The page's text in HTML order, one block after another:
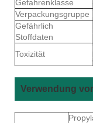
Gefahrenklasse
Verpackungsgruppe
Gefährlich
Stoffdaten
Toxizität
Verwendung